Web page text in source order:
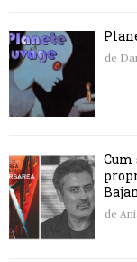
de
Cum
de